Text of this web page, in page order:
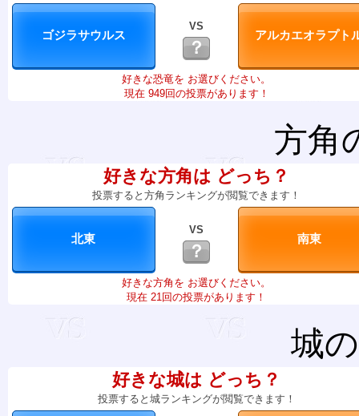
VS
？
好きな恐竜を お選びください。
現在 949回の投票があります！
方角
好きな方角は どっち？
投票すると方角ランキングが閲覧できます！
VS
？
好きな方角を お選びください。
現在 21回の投票があります！
城
好きな城は どっち？
投票すると城ランキングが閲覧できます！